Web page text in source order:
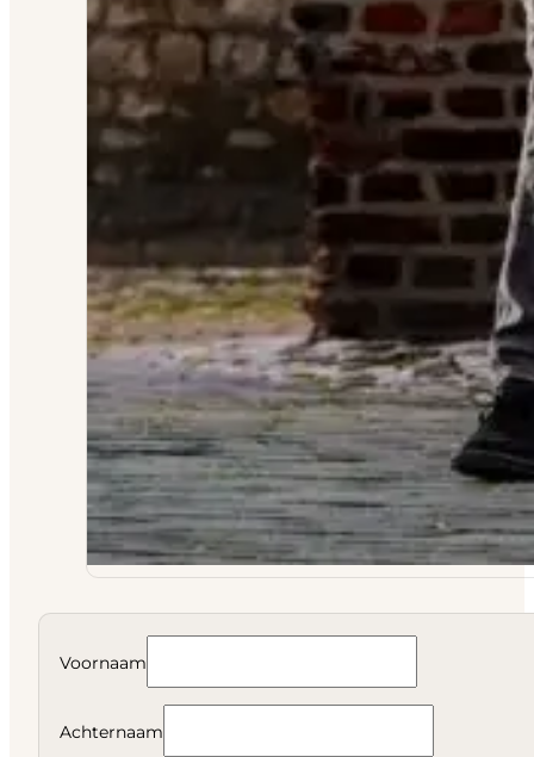
Voornaam
Achternaam